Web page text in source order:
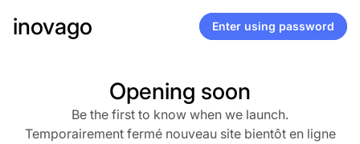
inovago Enter using password
Opening soon
Be the first to know when we launch.
Temporairement fermé nouveau site bientôt en ligne